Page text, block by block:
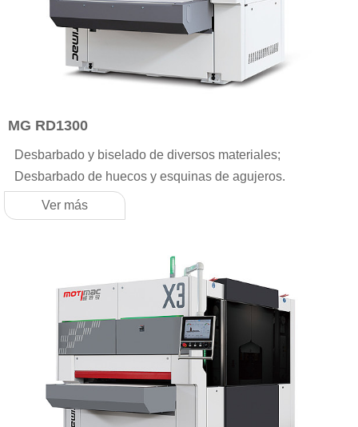
MG RD1300
Desbarbado y biselado de diversos materiales;
Desbarbado de huecos y esquinas de agujeros.
Ver más